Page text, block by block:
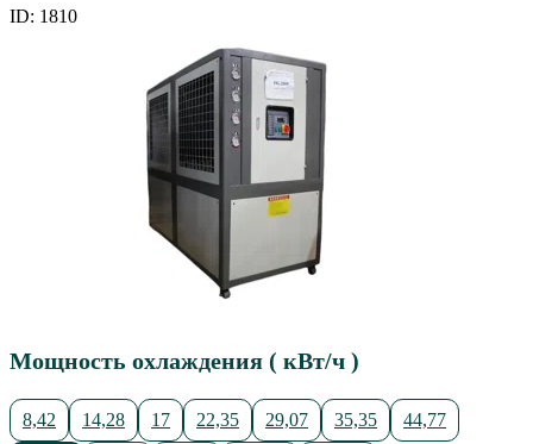
ID: 1810
Мощность охлаждения ( кВт/ч )
8,42 14,28 17 22,35 29,07 35,35 44,77